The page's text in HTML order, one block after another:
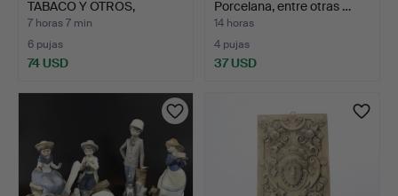
TABACO Y OTROS,
CUATRO P…
7 horas 7 min
6 pujas
74 USD
Porcelana, entre otras …
14 horas
4 pujas
37 USD